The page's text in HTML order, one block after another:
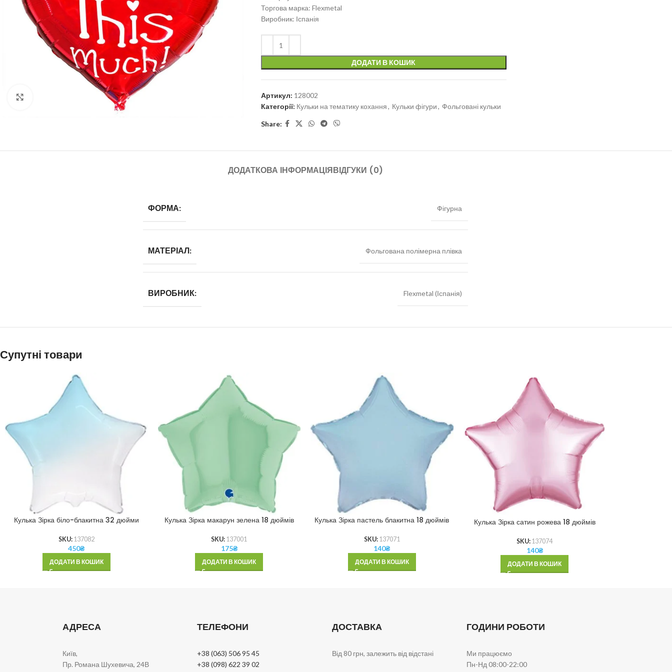
Торгова марка: Flexmetal
Виробник: Іспанія
ДОДАТИ В КОШИК
Артикул: 128002
Категорії: Кульки на тематику кохання, Кульки фігури, Фольговані кульки
Share:
ДОДАТКОВА ІНФОРМАЦІЯВІДГУКИ (0)
ФОРМА: Фігурна
МАТЕРІАЛ: Фольгована полімерна плівка
ВИРОБНИК: Flexmetal (Іспанія)
Супутні товари
Кулька Зірка біло-блакитна 32 дюйми
SKU: 137082
450₴
ДОДАТИ В КОШИК
Кулька Зірка макарун зелена 18 дюймів
SKU: 137001
175₴
ДОДАТИ В КОШИК
Кулька Зірка пастель блакитна 18 дюймів
SKU: 137071
140₴
ДОДАТИ В КОШИК
Кулька Зірка сатин рожева 18 дюймів
SKU: 137074
140₴
ДОДАТИ В КОШИК
АДРЕСА
Київ,
Пр. Романа Шухевича, 24В
ТЕЛЕФОНИ
+38 (063) 506 95 45
+38 (098) 622 39 02
ДОСТАВКА
Від 80 грн, залежить від відстані
ГОДИНИ РОБОТИ
Ми працюємо
Пн-Нд 08:00-22:00